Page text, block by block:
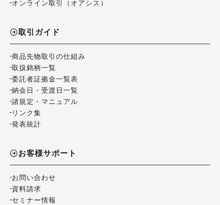
オンライン取引（オアシス）
取引ガイド
商品先物取引の仕組み
取扱銘柄一覧
委託者証拠金一覧表
納会日・受渡日一覧
諸規定・マニュアル
リンク集
発表統計
お客様サポート
お問い合わせ
資料請求
セミナー情報